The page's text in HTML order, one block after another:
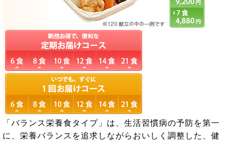
「バランス栄養食タイプ」は、生活習慣病の予防を第一
に、栄養バランスを追求しながらおいしく調整した、健